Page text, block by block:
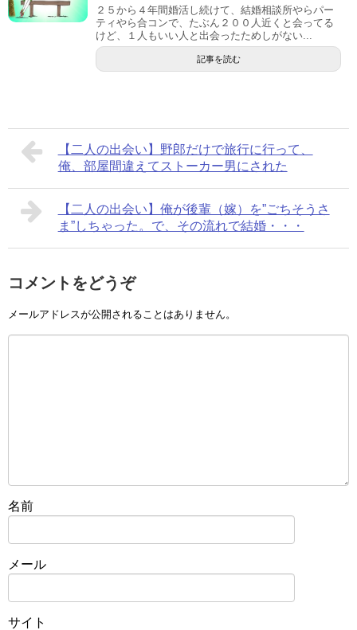
２５から４年間婚活し続けて、結婚相談所やらパー
ティやら合コンで、たぶん２００人近くと会ってる
けど、１人もいい人と出会ったためしがない...
記事を読む
【二人の出会い】野郎だけで旅行に行って、
俺、部屋間違えてストーカー男にされた
【二人の出会い】俺が後輩（嫁）を”ごちそうさ
ま”しちゃった。で、その流れで結婚・・・
コメントをどうぞ
メールアドレスが公開されることはありません。
名前
メール
サイト